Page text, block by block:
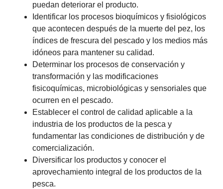
puedan deteriorar el producto.
Identificar los procesos bioquímicos y fisiológicos
que acontecen después de la muerte del pez, los
índices de frescura del pescado y los medios más
idóneos para mantener su calidad.
Determinar los procesos de conservación y
transformación y las modificaciones
fisicoquímicas, microbiológicas y sensoriales que
ocurren en el pescado.
Establecer el control de calidad aplicable a la
industria de los productos de la pesca y
fundamentar las condiciones de distribución y de
comercialización.
Diversificar los productos y conocer el
aprovechamiento integral de los productos de la
pesca.